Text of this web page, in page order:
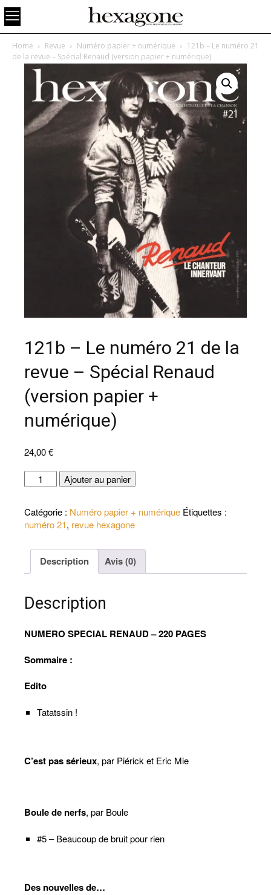
Home Revue Numéro papier + numérique
121b – Le numéro 21
de la revue – Spécial Renaud (version papier + numérique)
121b – Le numéro 21 de la
revue – Spécial Renaud
(version papier +
numérique)
24,00€
quantité
de
-
Le
21
la
Renaud
(version
papier
+
numérique)
Ajouter au panier
Catégorie : Numéro papier + numérique Étiquettes :
numéro 21, revue hexagone
Description Avis (0)
Description
NUMERO SPECIAL RENAUD – 220 PAGES
Sommaire :
Edito
Tatatssin !
C’est pas sérieux, par Piérick et Eric Mie
Boule de nerfs, par Boule
#5 – Beaucoup de bruit pour rien
Des nouvelles de…